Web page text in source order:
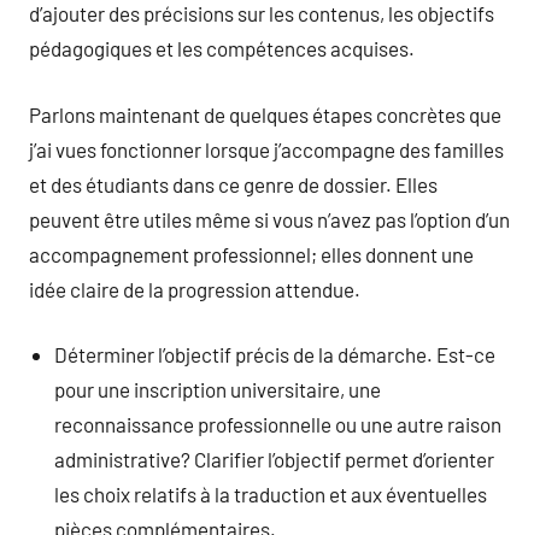
d’ajouter des précisions sur les contenus, les objectifs
pédagogiques et les compétences acquises.
Parlons maintenant de quelques étapes concrètes que
j’ai vues fonctionner lorsque j’accompagne des familles
et des étudiants dans ce genre de dossier. Elles
peuvent être utiles même si vous n’avez pas l’option d’un
accompagnement professionnel; elles donnent une
idée claire de la progression attendue.
Déterminer l’objectif précis de la démarche. Est-ce
pour une inscription universitaire, une
reconnaissance professionnelle ou une autre raison
administrative? Clarifier l’objectif permet d’orienter
les choix relatifs à la traduction et aux éventuelles
pièces complémentaires.